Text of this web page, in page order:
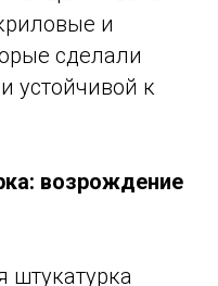
и
сделали
устойчивой к
возрождение
штукатурка